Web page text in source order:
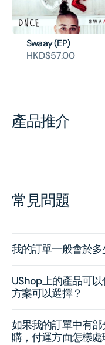
Swaay (EP)
HKD$57.00
產品推介
常見問題
我的訂單一般會於
UShop上的產品可
方案可以選擇？
如果我的訂單中有
購，付運方面怎樣處